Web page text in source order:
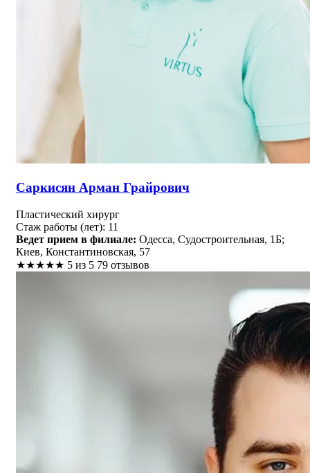
Саркисян Арман Грайрович
Пластический хирург
Стаж работы (лет): 11
Ведет прием в филиале: Одесса, Судостроительная, 1Б;
Киев, Константиновская, 57
★★★★★ 5 из 5 79 отзывов